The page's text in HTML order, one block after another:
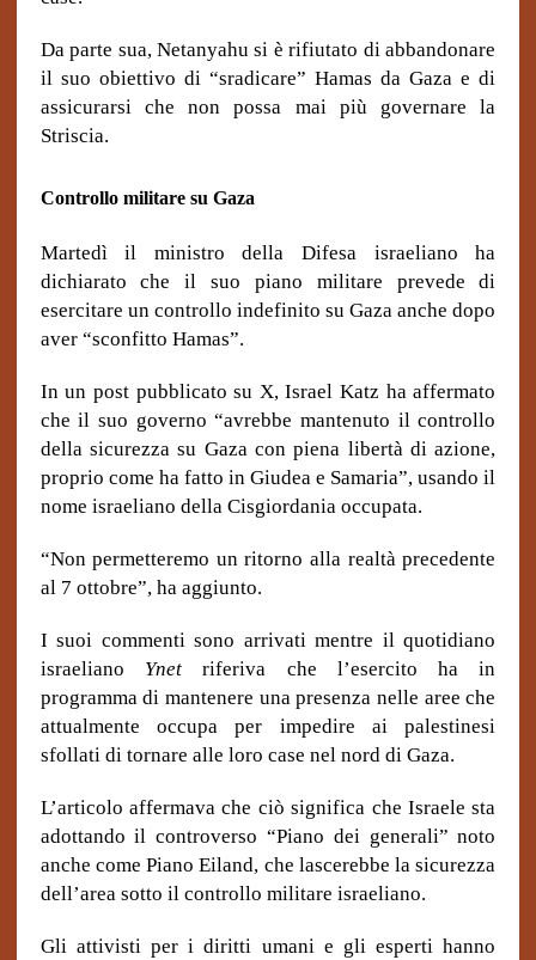
Da parte sua, Netanyahu si è rifiutato di abbandonare
il suo obiettivo di “sradicare” Hamas da Gaza e di
assicurarsi che non possa mai più governare la
Striscia.
Controllo militare su Gaza
Martedì il ministro della Difesa israeliano ha
dichiarato che il suo piano militare prevede di
esercitare un controllo indefinito su Gaza anche dopo
aver “sconfitto Hamas”.
In un post pubblicato su X, Israel Katz ha affermato
che il suo governo “avrebbe mantenuto il controllo
della sicurezza su Gaza con piena libertà di azione,
proprio come ha fatto in Giudea e Samaria”, usando il
nome israeliano della Cisgiordania occupata.
“Non permetteremo un ritorno alla realtà precedente
al 7 ottobre”, ha aggiunto.
I suoi commenti sono arrivati ​​mentre il quotidiano
israeliano Ynetriferiva che l’esercito ha in
programma di mantenere una presenza nelle aree che
attualmente occupa per impedire ai palestinesi
sfollati di tornare alle loro case nel nord di Gaza.
L’articolo affermava che ciò significa che Israele sta
adottando il controverso “Piano dei generali” noto
anche come Piano Eiland, che lascerebbe la sicurezza
dell’area sotto il controllo militare israeliano.
Gli attivisti per i diritti umani e gli esperti hanno